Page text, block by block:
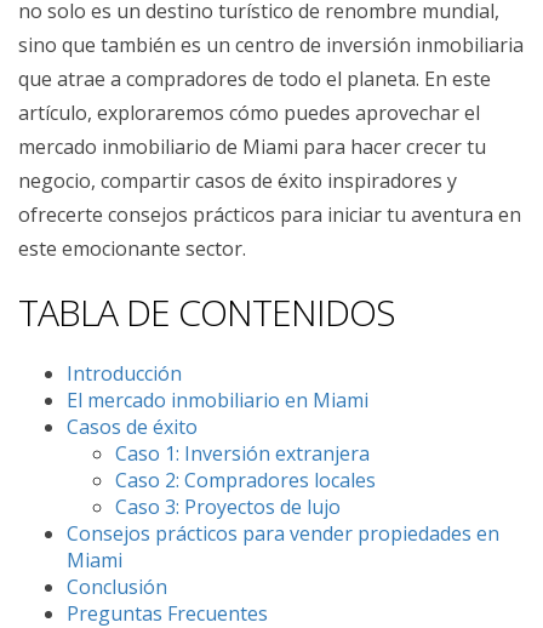
no solo es un destino turístico de renombre mundial,
sino que también es un centro de inversión inmobiliaria
que atrae a compradores de todo el planeta. En este
artículo, exploraremos cómo puedes aprovechar el
mercado inmobiliario de Miami para hacer crecer tu
negocio, compartir casos de éxito inspiradores y
ofrecerte consejos prácticos para iniciar tu aventura en
este emocionante sector.
TABLA DE CONTENIDOS
Introducción
El mercado inmobiliario en Miami
Casos de éxito
Caso 1: Inversión extranjera
Caso 2: Compradores locales
Caso 3: Proyectos de lujo
Consejos prácticos para vender propiedades en
Miami
Conclusión
Preguntas Frecuentes